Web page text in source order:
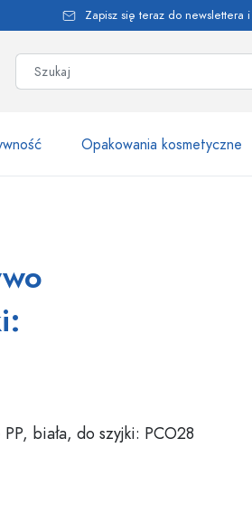
Zapisz się teraz do newslettera
Opakowania kosmetyczne